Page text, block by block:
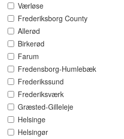
Værløse
Frederiksborg County
Allerød
Birkerød
Farum
Fredensborg-Humlebæk
Frederikssund
Frederiksværk
Græsted-Gilleleje
Helsinge
Helsingør